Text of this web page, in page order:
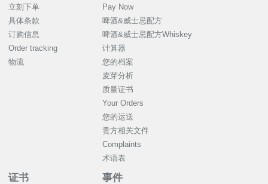
立刻下单
具体条款
订购信息
Order tracking
物流
Pay Now
啤酒&威士忌配方
啤酒&威士忌配方Whiskey
计算器
您的档案
麦芽分析
质量证书
Your Orders
您的运送
贵方相关文件
Complaints
术语表
证书 事件